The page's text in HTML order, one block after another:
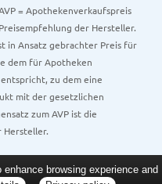
= Apothekenverkaufspreis
der Hersteller.
in Ansatz gebrachter Preis für
dem für Apotheken
zu dem eine
mit der gesetzlichen
zum AVP ist die
Hersteller.
browsing experience and